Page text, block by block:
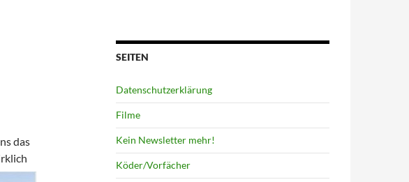
das
SEITEN
Datenschutzerklärung
Filme
Kein Newsletter mehr!
Köder/Vorfächer